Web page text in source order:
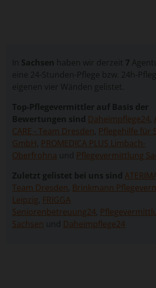
Sachsen haben wir derzeit 7
eine 24-Stunden-Pflege bzw. 24h-
eigenen vier Wänden gelistet.
Top-Pflegevermittler auf Basis der
Bewertungen sind Daheimpflege24
CARE - Team Dresden Pflegehilfe für
GmbH PROMEDICA PLUS Limbach-
Oberfrohna und Pflegevermittlung
Zuletzt gelistet bei uns sind
Team Dresden Brinkmann
Leipzig FRIGGA
Seniorenbetreuung24
Sachsen und Daheimpflege24